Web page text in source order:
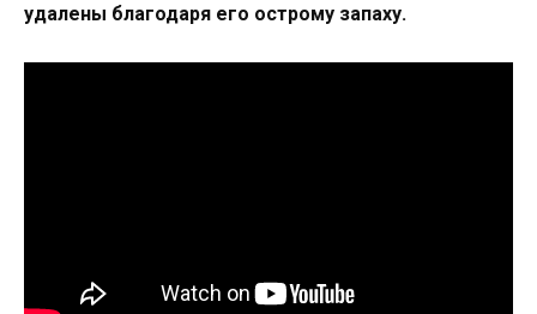
удалены благодаря его острому запаху.